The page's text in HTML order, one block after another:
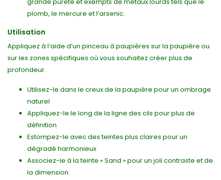
grande pureté et exempts de métaux lourds tels que le
plomb, le mercure et l’arsenic.
Utilisation
Appliquez à l’aide d’un pinceau à paupières sur la paupière ou
sur les zones spécifiques où vous souhaitez créer plus de
profondeur.
Utilisez-le dans le creux de la paupière pour un ombrage
naturel
Appliquez-le le long de la ligne des cils pour plus de
définition
Estompez-le avec des teintes plus claires pour un
dégradé harmonieux
Associez-le à la teinte « Sand » pour un joli contraste et de
la dimension